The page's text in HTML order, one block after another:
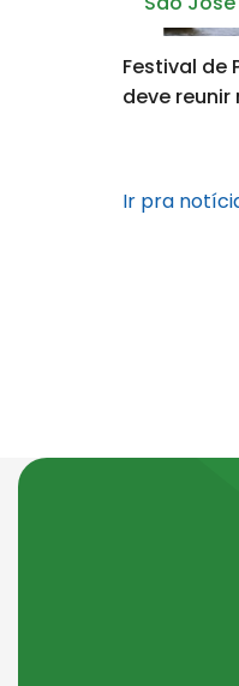
Festival de
deve reunir
Ir pra